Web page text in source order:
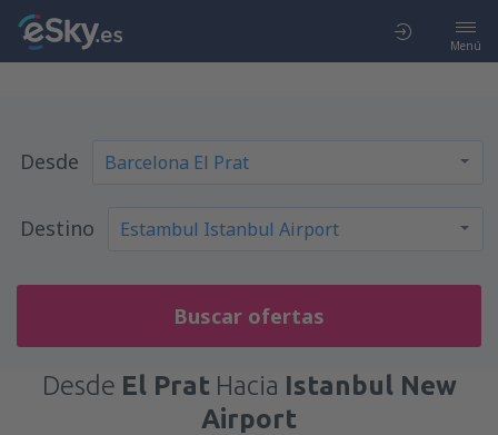
Menú
Desde
Destino
Buscar ofertas
Desde El PratHacia Istanbul New
Airport